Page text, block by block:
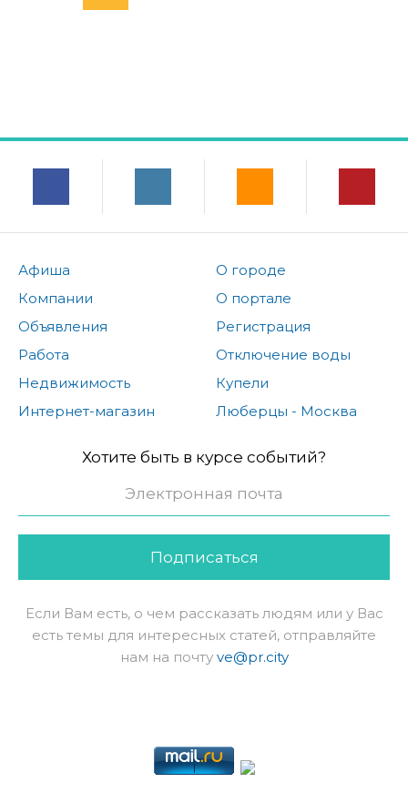
Афиша
Компании
Объявления
Работа
Недвижимость
Интернет-магазин
О городе
О портале
Регистрация
Отключение воды
Купели
Люберцы - Москва
Хотите быть в курсе событий?
Подписаться
Если Вам есть, о чем рассказать людям или у Вас
есть темы для интересных статей, отправляйте
нам на почту ve@pr.city